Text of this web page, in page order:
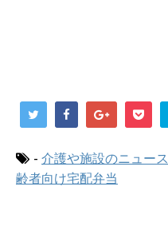
- 介護や施設のニュース
齢者向け宅配弁当